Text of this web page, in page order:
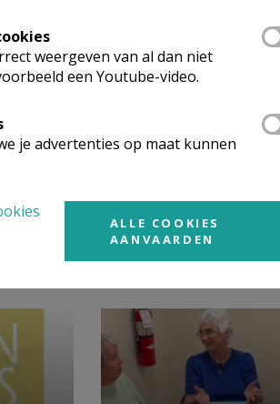
weergeven van al dan niet
een Youtube-video.
je advertenties op maat kunnen
ALLE COOKIES
AANVAARDEN